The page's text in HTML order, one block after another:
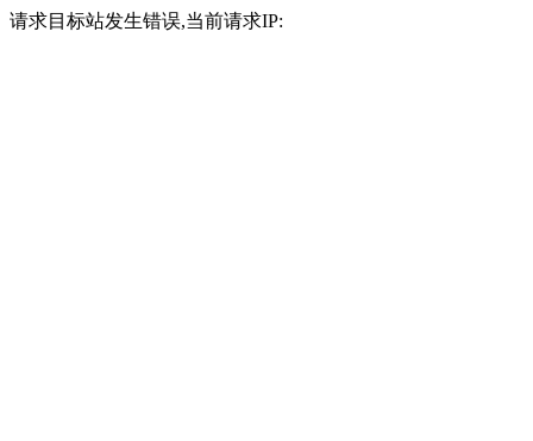
请求目标站发生错误,当前请求IP: